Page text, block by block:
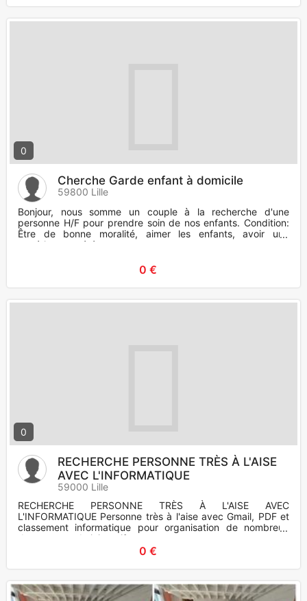
0
Cherche Garde enfant à domicile
59800 Lille
Bonjour, nous somme un couple à la recherche d'une
personne H/F pour prendre soin de nos enfants. Condition:
Être de bonne moralité, aimer les enfants, avoir une
expérience avérée
0 €
0
RECHERCHE PERSONNE TRÈS À L'AISE
AVEC L'INFORMATIQUE
59000 Lille
RECHERCHE PERSONNE TRÈS À L'AISE AVEC
L'INFORMATIQUE Personne très à l'aise avec Gmail, PDF et
classement informatique pour organisation de nombreux
documents administratifs et
0 €